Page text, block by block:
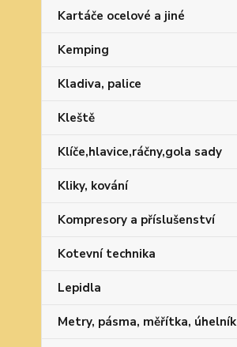
Kartáče ocelové a jiné
Kemping
Kladiva, palice
Kleště
Klíče,hlavice,ráčny,gola sady
Kliky, kování
Kompresory a příslušenství
Kotevní technika
Lepidla
Metry, pásma, měřítka, úhelník